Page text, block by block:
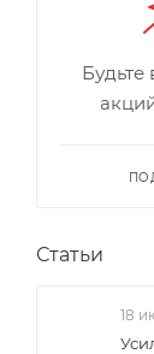
Будьте
Статьи
18